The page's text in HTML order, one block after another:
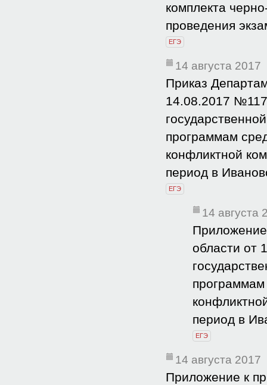
комплекта
проведения
ЕГЭ
14 августа 2017
Приказ
14.08.2017
программам
конфликтной
период в
ЕГЭ
14 августа
Приложение
области от
программам
период в
ЕГЭ
14 августа 2017
Приложение к